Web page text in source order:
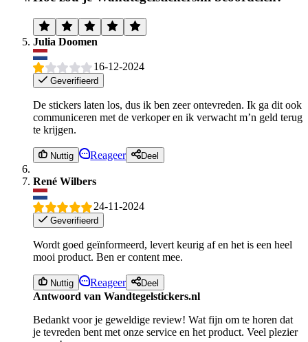
Julia Doomen
16-12-2024
Geverifieerd
De stickers laten los, dus ik ben zeer ontevreden. Ik ga dit ook
communiceren met de verkoper en ik verwacht m’n geld terug
te krijgen.
Nuttig Reageer Deel
René Wilbers
24-11-2024
Geverifieerd
Wordt goed geïnformeerd, levert keurig af en het is een heel
mooi product. Ben er content mee.
Nuttig Reageer Deel
Antwoord van Wandtegelstickers.nl
Bedankt voor je geweldige review! Wat fijn om te horen dat
je tevreden bent met onze service en het product. Veel plezier